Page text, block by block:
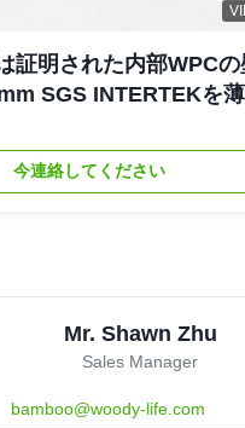
証明された内部WPCの
SGS INTERTEKを
今連絡してください
Mr. Shawn Zhu
Sales Manager
bamboo@woody-life.com